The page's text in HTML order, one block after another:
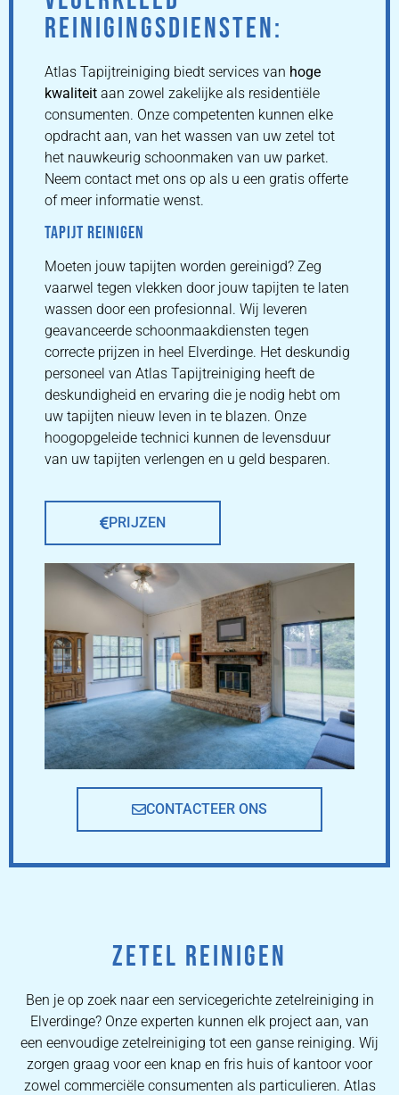
REINIGINGSDIENSTEN:
Atlas Tapijtreiniging biedt services van hoge
kwaliteit aan zowel zakelijke als residentiële
consumenten. Onze competenten kunnen elke
opdracht aan, van het wassen van uw zetel tot
het nauwkeurig schoonmaken van uw parket.
Neem contact met ons op als u een gratis offerte
of meer informatie wenst.
TAPIJT REINIGEN
Moeten jouw tapijten worden gereinigd? Zeg
vaarwel tegen vlekken door jouw tapijten te laten
wassen door een profesionnal. Wij leveren
geavanceerde schoonmaakdiensten tegen
correcte prijzen in heel Elverdinge. Het deskundig
personeel van Atlas Tapijtreiniging heeft de
deskundigheid en ervaring die je nodig hebt om
uw tapijten nieuw leven in te blazen. Onze
hoogopgeleide technici kunnen de levensduur
van uw tapijten verlengen en u geld besparen.
PRIJZEN
CONTACTEER ONS
ZETEL REINIGEN
Ben je op zoek naar een servicegerichte zetelreiniging in
Elverdinge? Onze experten kunnen elk project aan, van
een eenvoudige zetelreiniging tot een ganse reiniging. Wij
zorgen graag voor een knap en fris huis of kantoor voor
zowel commerciële consumenten als particulieren. Atlas